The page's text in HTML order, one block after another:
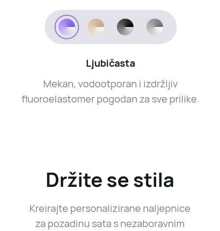
Ljubičasta
Mekan, vodootporan i izdržljiv
fluoroelastomer pogodan za sve prilike.
Držite se stila
Kreirajte personalizirane naljepnice
za pozadinu sata s nezaboravnim